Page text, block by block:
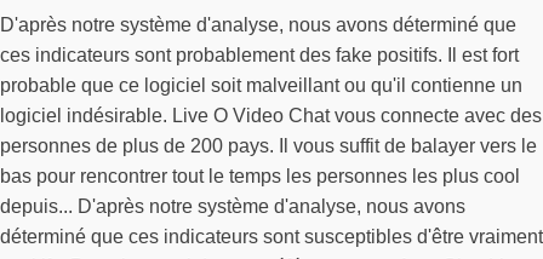
D'après notre système d'analyse, nous avons déterminé que
ces indicateurs sont probablement des fake positifs. Il est fort
probable que ce logiciel soit malveillant ou qu'il contienne un
logiciel indésirable. Live O Video Chat vous connecte avec des
personnes de plus de 200 pays. Il vous suffit de balayer vers le
bas pour rencontrer tout le temps les personnes les plus cool
depuis... D'après notre système d'analyse, nous avons
déterminé que ces indicateurs sont susceptibles d'être vraiment